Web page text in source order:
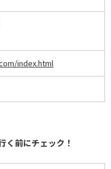
index.html
く前にチェック！